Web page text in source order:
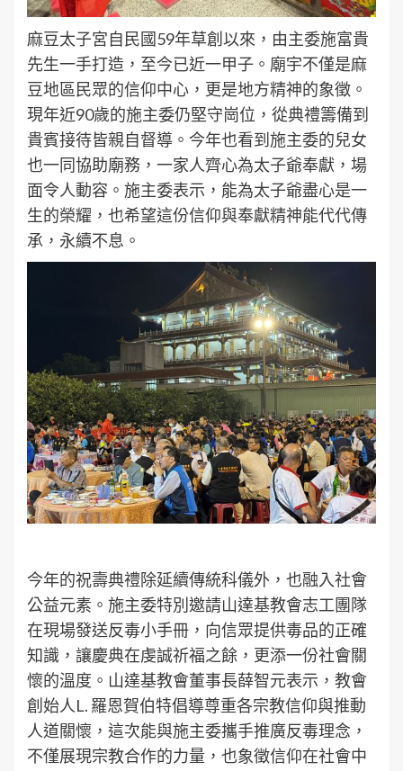
麻豆太子宮自民國59年草創以來，由主委施富貴
先生一手打造，至今已近一甲子。廟宇不僅是麻
豆地區民眾的信仰中心，更是地方精神的象徵。
現年近90歲的施主委仍堅守崗位，從典禮籌備到
貴賓接待皆親自督導。今年也看到施主委的兒女
也一同協助廟務，一家人齊心為太子爺奉獻，場
面令人動容。施主委表示，能為太子爺盡心是一
生的榮耀，也希望這份信仰與奉獻精神能代代傳
承，永續不息。
今年的祝壽典禮除延續傳統科儀外，也融入社會
公益元素。施主委特別邀請山達基教會志工團隊
在現場發送反毒小手冊，向信眾提供毒品的正確
知識，讓慶典在虔誠祈福之餘，更添一份社會關
懷的溫度。山達基教會董事長薛智元表示，教會
創始人L. 羅恩賀伯特倡導尊重各宗教信仰與推動
人道關懷，這次能與施主委攜手推廣反毒理念，
不僅展現宗教合作的力量，也象徵信仰在社會中